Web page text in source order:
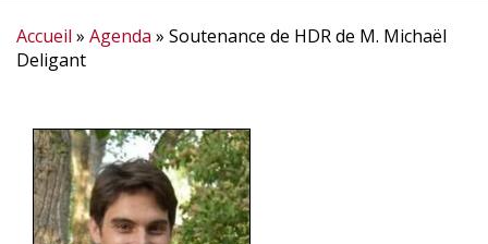
Fil
d'Ariane
Accueil Agenda
Soutenance de HDR de M. Michaël
Deligant